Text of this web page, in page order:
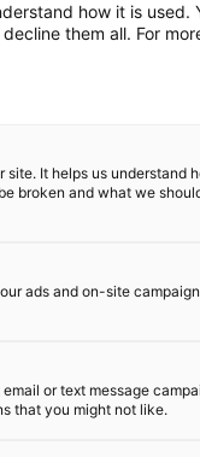
how it is used.
them all. For
It helps us understand
broken and what we
ads and on-site
or text message
that you might not like.